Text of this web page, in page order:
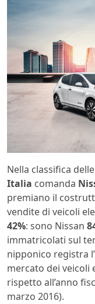
Nella classifica delle
Italia comanda
premiano il
vendite di veicoli
42%: sono Nissan
immatricolati sul
nipponico registra
mercato dei veicoli
rispetto all’anno
marzo 2016).